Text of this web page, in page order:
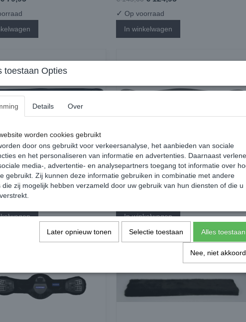
✓ Op voorraad
In winkelwagen
Dressuursingel
€ 34,95
Harry's Horse E-motion
Dressuursingel
€ 49,95 € 39,95
In winkelwagen
toestaan Opties
Details Over
worden cookies gebruikt
door ons gebruikt voor verkeersanalyse, het aanbieden van sociale
en het personaliseren van informatie en advertenties. Daarnaast
media-, advertentie- en analysepartners toegang tot informatie over
gebruikt. Zij kunnen deze informatie gebruiken in combinatie met andere
die zij mogelijk hebben verzameld door uw gebruik van hun diensten of die u
Later opnieuw tonen Selectie toestaan Alles toestaan
Nee, niet akkoord